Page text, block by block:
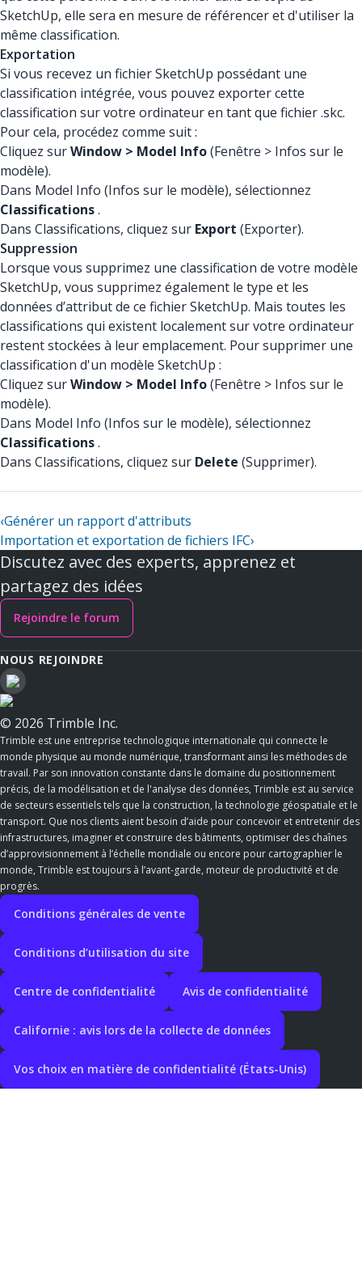
SketchUp, elle sera en mesure de référencer et d'utiliser la
même classification.
Exportation
Si vous recevez un fichier SketchUp possédant une
classification intégrée, vous pouvez exporter cette
classification sur votre ordinateur en tant que fichier .skc.
Pour cela, procédez comme suit :
Cliquez surWindow > Model Info(Fenêtre > Infos sur le
modèle).
Dans Model Info (Infos sur le modèle), sélectionnez
Classifications.
Dans Classifications, cliquez sur Export (Exporter).
Suppression
Lorsque vous supprimez une classification de votre modèle
SketchUp, vous supprimez également le type et les
données d’attribut de ce fichier SketchUp. Mais toutes les
classifications qui existent localement sur votre ordinateur
restent stockées à leur emplacement. Pour supprimer une
classification d'un modèle SketchUp :
Cliquez surWindow > Model Info(Fenêtre > Infos sur le
modèle).
Dans Model Info (Infos sur le modèle), sélectionnez
Classifications.
Dans Classifications, cliquez sur Delete (Supprimer).
‹Générer un rapport d'attributs
Importation et exportation de fichiers IFC›
Discutez avec des experts, apprenez et
partagez des idées
Rejoindre le forum
NOUS REJOINDRE
© 2026 Trimble Inc.
Trimble est une entreprise technologique internationale qui connecte le
monde physique au monde numérique, transformant ainsi les méthodes de
travail. Par son innovation constante dans le domaine du positionnement
précis, de la modélisation et de l'analyse des données, Trimble est au service
de secteurs essentiels tels que la construction, la technologie géospatiale et le
transport. Que nos clients aient besoin d’aide pour concevoir et entretenir des
infrastructures, imaginer et construire des bâtiments, optimiser des chaînes
d’approvisionnement à l’échelle mondiale ou encore pour cartographier le
monde, Trimble est toujours à l’avant-garde, moteur de productivité et de
progrès.
Conditions générales de vente
Conditions d’utilisation du site
Centre de confidentialité Avis de confidentialité
Californie : avis lors de la collecte de données
Vos choix en matière de confidentialité (États-Unis)